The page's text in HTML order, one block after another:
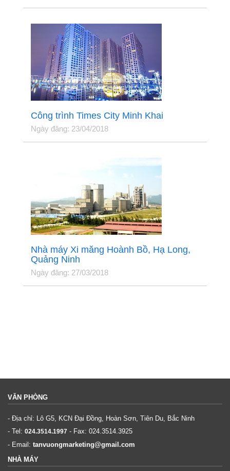
Công trình Times City Minh Khai
Ngày đăng: 23/04/2018
Nhà máy Xi măng Hoành Bồ, Hạ Long,
Quảng Ninh
Ngày đăng: 27/03/2018
VĂN PHÒNG
- Địa chỉ: Lô G5, KCN Đại Đồng, Hoàn Sơn, Tiên Du, Bắc Ninh
- Tel: 024.3514.1997 - Fax: 024.3514.3925
- Email: tanvuongmarketing@gmail.com
NHÀ MÁY